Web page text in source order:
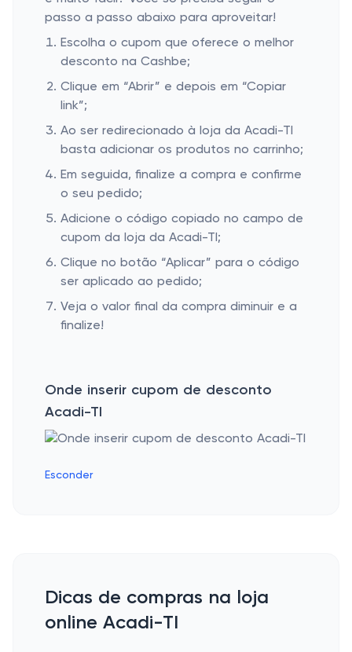
passo a passo abaixo para aproveitar!
Escolha o cupom que oferece o melhor
desconto na Cashbe;
Clique em “Abrir” e depois em “Copiar
link”;
Ao ser redirecionado à loja da Acadi-TI
basta adicionar os produtos no carrinho;
Em seguida, finalize a compra e confirme
o seu pedido;
Adicione o código copiado no campo de
cupom da loja da Acadi-TI;
Clique no botão “Aplicar” para o código
ser aplicado ao pedido;
Veja o valor final da compra diminuir e a
finalize!
Onde inserir cupom de desconto
Acadi-TI
Esconder
Dicas de compras na loja
online Acadi-TI